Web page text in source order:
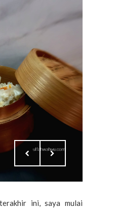
ini, saya mulai